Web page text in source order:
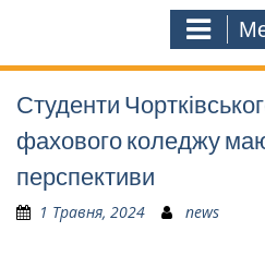
Студенти
фахового коледжу
перспективи
1 Травня, 2024 news